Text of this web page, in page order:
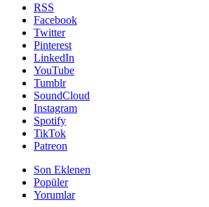
RSS
Facebook
Twitter
Pinterest
LinkedIn
YouTube
Tumblr
SoundCloud
Instagram
Spotify
TikTok
Patreon
Son Eklenen
Popüler
Yorumlar